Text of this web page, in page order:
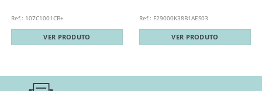
Ref.: 107C1001CB+
VER PRODUTO
Ref.: F29000K38B1AES03
VER PRODUTO